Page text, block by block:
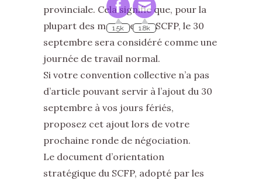
provinciale. Cela signifie que, pour la
plupart des membres du SCFP, le 30
septembre sera considéré comme une
journée de travail normal.
Si votre convention collective n’a pas
d’article pouvant servir à l’ajout du 30
septembre à vos jours fériés,
proposez cet ajout lors de votre
prochaine ronde de négociation.
Le document d’orientation
stratégique du SCFP, adopté par les
1.5k 1.8k